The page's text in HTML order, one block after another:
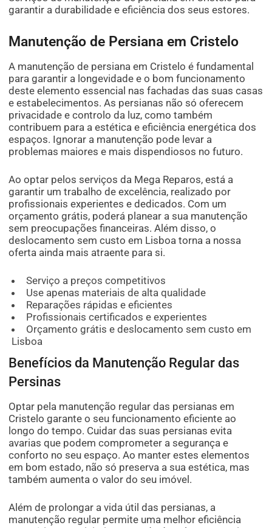
garantir a durabilidade e eficiência dos seus estores.
Manutenção de Persiana em Cristelo
A manutenção de persiana em Cristelo é fundamental
para garantir a longevidade e o bom funcionamento
deste elemento essencial nas fachadas das suas casas
e estabelecimentos. As persianas não só oferecem
privacidade e controlo da luz, como também
contribuem para a estética e eficiência energética dos
espaços. Ignorar a manutenção pode levar a
problemas maiores e mais dispendiosos no futuro.
Ao optar pelos serviços da Mega Reparos, está a
garantir um trabalho de excelência, realizado por
profissionais experientes e dedicados. Com um
orçamento grátis, poderá planear a sua manutenção
sem preocupações financeiras. Além disso, o
deslocamento sem custo em Lisboa torna a nossa
oferta ainda mais atraente para si.
Serviço a preços competitivos
Use apenas materiais de alta qualidade
Reparações rápidas e eficientes
Profissionais certificados e experientes
Orçamento grátis e deslocamento sem custo em
Lisboa
Benefícios da Manutenção Regular das
Persinas
Optar pela manutenção regular das persianas em
Cristelo garante o seu funcionamento eficiente ao
longo do tempo. Cuidar das suas persianas evita
avarias que podem comprometer a segurança e
conforto no seu espaço. Ao manter estes elementos
em bom estado, não só preserva a sua estética, mas
também aumenta o valor do seu imóvel.
Além de prolongar a vida útil das persianas, a
manutenção regular permite uma melhor eficiência